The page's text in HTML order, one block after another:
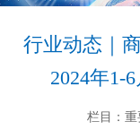
行业动态｜
2024年1-
栏目：重